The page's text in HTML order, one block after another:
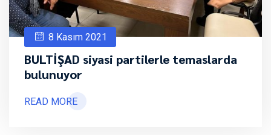
8 Kasım 2021
BULTİŞAD siyasi partilerle temaslarda
bulunuyor
READ MORE